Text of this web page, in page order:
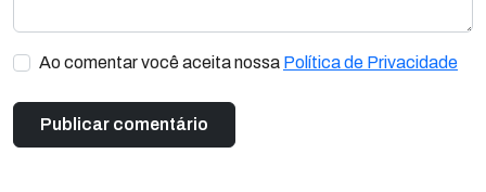
Ao comentar você aceita nossa Política de Privacidade